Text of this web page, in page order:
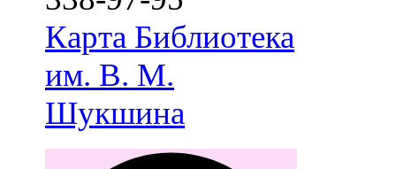
Карта Библиотека
им. В. М.
Шукшина